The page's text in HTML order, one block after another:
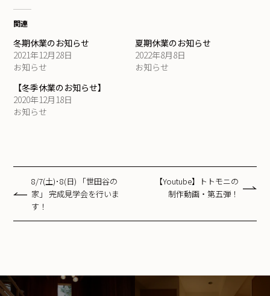
関連
冬期休業のお知らせ
2021年12月28日
お知らせ
夏期休業のお知らせ
2022年8月8日
お知らせ
【冬季休業のお知らせ】
2020年12月18日
お知らせ
8/7(土)･8(日) 「世田谷の
家」 完成見学会を行いま
す！
【Youtube】トトモニの
制作動画・第五弾！